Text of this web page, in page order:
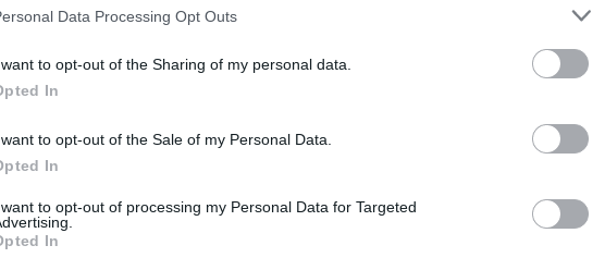
Data Processing Opt Outs
to opt-out of the Sharing of my personal data.
In
to opt-out of the Sale of my Personal Data.
In
to opt-out of processing my Personal Data for Targeted
In
Γνώση διαδικασιών HACCP θα εκτιμηθεί
Παροχές
Εξαιρετικό περιβάλλον εργασίας
Γεύμα